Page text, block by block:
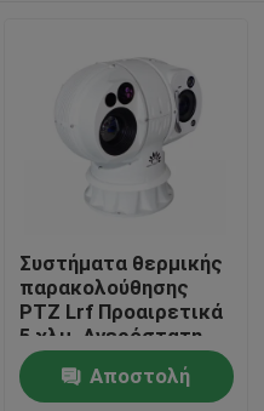
Συστήματα θερμικής
παρακολούθησης
PTZ Lrf Προαιρετικά
5 χλμ. Ανερόστατη
Αμυδρόστατη
βαθμίδα προστασίας
Αποστολή